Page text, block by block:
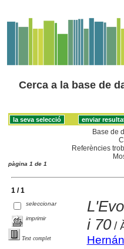
Cerca a la base de
Base de
Referències
pàgina 1 de 1
1 / 1
seleccionar
imprimir
Text complet
i 70/